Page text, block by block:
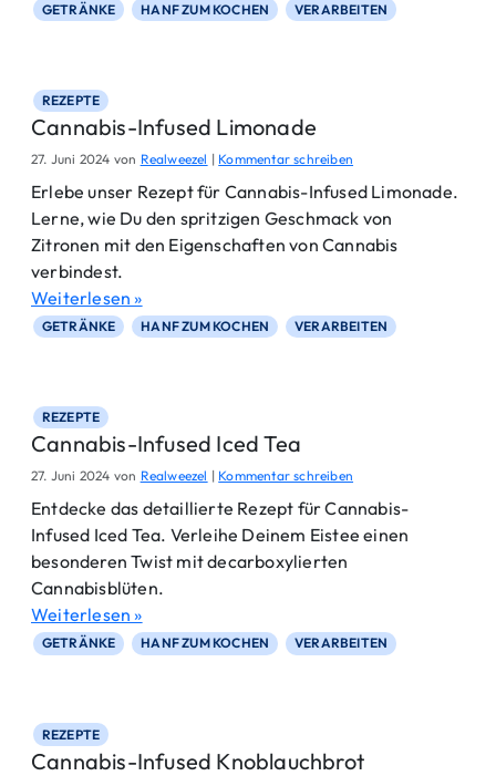
GETRÄNKE HANF ZUM KOCHEN VERARBEITEN
REZEPTE
Cannabis-Infused Limonade
27. Juni 2024 von Realweezel | Kommentar schreiben
Erlebe unser Rezept für Cannabis-Infused Limonade.
Lerne, wie Du den spritzigen Geschmack von
Zitronen mit den Eigenschaften von Cannabis
verbindest.
Weiterlesen »
GETRÄNKE HANF ZUM KOCHEN VERARBEITEN
REZEPTE
Cannabis-Infused Iced Tea
27. Juni 2024 von Realweezel | Kommentar schreiben
Entdecke das detaillierte Rezept für Cannabis-
Infused Iced Tea. Verleihe Deinem Eistee einen
besonderen Twist mit decarboxylierten
Cannabisblüten.
Weiterlesen »
GETRÄNKE HANF ZUM KOCHEN VERARBEITEN
REZEPTE
Cannabis-Infused Knoblauchbrot